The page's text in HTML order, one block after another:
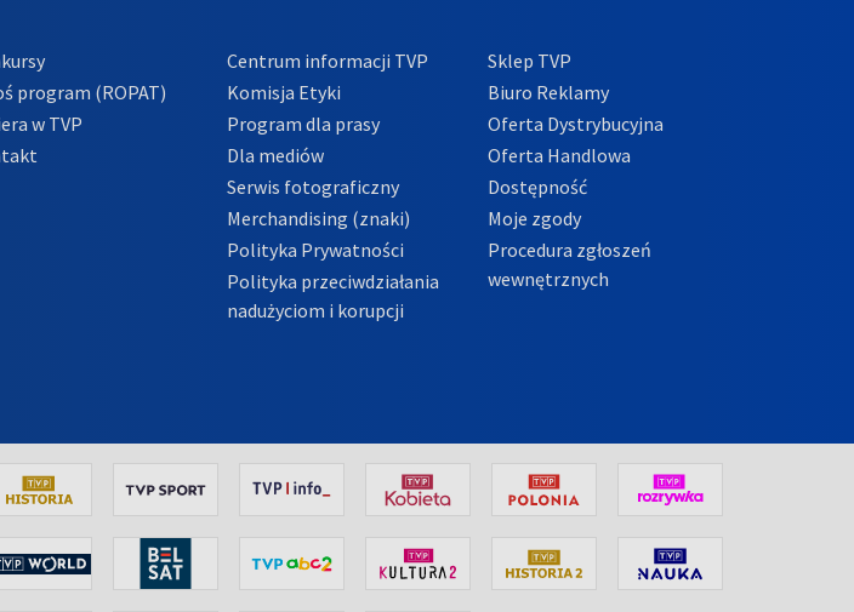
program (ROPAT)
w TVP
Centrum informacji TVP
Komisja Etyki
Program dla prasy
Dla mediów
Serwis fotograficzny
Merchandising (znaki)
Polityka Prywatności
Polityka przeciwdziałania
nadużyciom i korupcji
Sklep TVP
Biuro Reklamy
Oferta Dystrybucyjna
Oferta Handlowa
Dostępność
Moje zgody
Procedura zgłoszeń
wewnętrznych